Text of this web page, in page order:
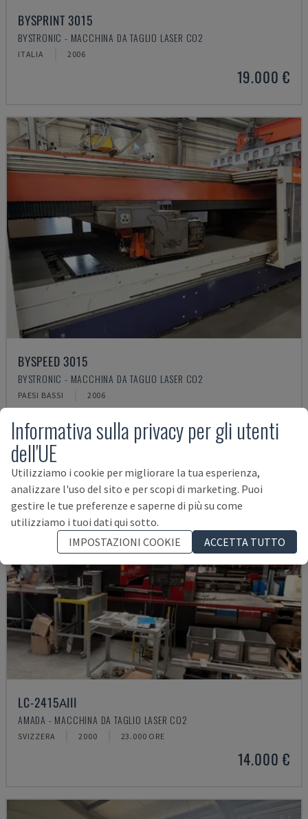
BYSPRINT 3015
BYSTRONIC - MACCHINA DA TAGLIO LASER CO2
ITALIA 2006
19.000 €
BYSPEED 3015
BYSTRONIC - MACCHINA DA TAGLIO LASER CO2
PAESI BASSI 2006
25.000 €
LC-2415ΑIII
AMADA - MACCHINA DA TAGLIO LASER CO2
SVIZZERA 2000 23.000 ORE
14.000 €
Informativa sulla privacy per gli utenti
dell'UE
Utilizziamo i cookie per migliorare la tua esperienza,
analizzare l'uso del sito e per scopi di marketing. Puoi
gestire le tue preferenze e saperne di più su come
utilizziamo i tuoi dati qui sotto.
IMPOSTAZIONI COOKIE
ACCETTA TUTTO